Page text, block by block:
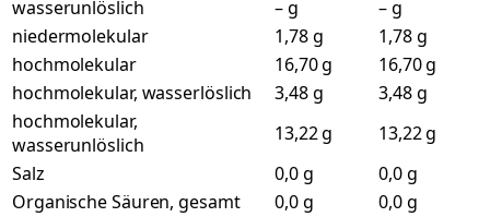
wasserunlöslich
– g
– g
niedermolekular
1,78 g
1,78 g
hochmolekular
16,70 g
16,70 g
hochmolekular, wasserlöslich
3,48 g
3,48 g
hochmolekular,
wasserunlöslich
13,22 g
13,22 g
Salz
0,0 g
0,0 g
Organische Säuren, gesamt
0,0 g
0,0 g